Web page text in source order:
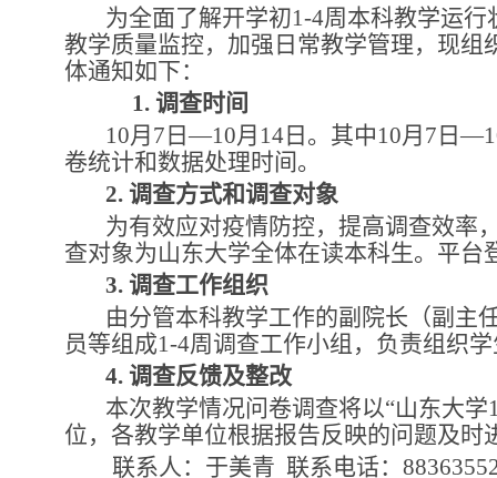
为全面了解开学初1-4周本科教学运
教学质量监控，加强日常教学管理，现组
体通知如下：
1. 调查时间
10月7日—10月14日。其中10月7日
卷统计和数据处理时间。
2. 调查方式和调查对象
为有效应对疫情防控，提高调查效率
查对象为山东大学全体在读本科生。平台
3. 调查工作组织
由分管本科教学工作的副院长（副主
员等组成1-4周调查工作小组，负责组织
4. 调查反馈及整改
本次教学情况问卷调查将以“山东大
位，各教学单位根据报告反映的问题及时
联系人：于美青 联系电话：